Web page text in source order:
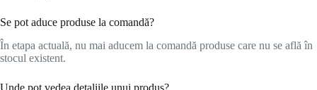
Se pot aduce produse la comandă?
În etapa actuală, nu mai aducem la comandă produse care nu se află în
stocul existent.